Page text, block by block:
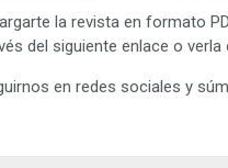
la revista en formato
del siguiente enlace o verla
en redes sociales y